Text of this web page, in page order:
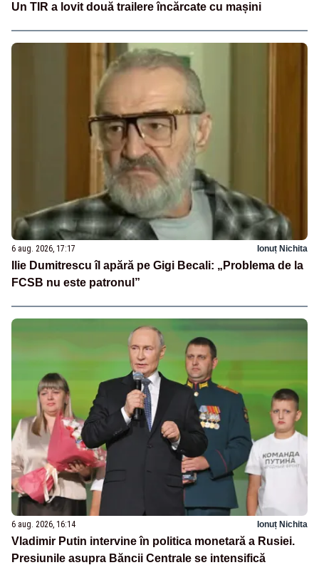
Un TIR a lovit două trailere încărcate cu mașini
6 aug. 2026, 17:17 Ionuț Nichita
Ilie Dumitrescu îl apără pe Gigi Becali: „Problema de la
FCSB nu este patronul”
6 aug. 2026, 16:14 Ionuț Nichita
Vladimir Putin intervine în politica monetară a Rusiei.
Presiunile asupra Băncii Centrale se intensifică